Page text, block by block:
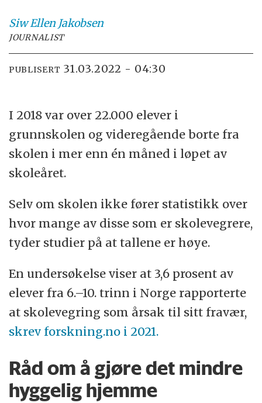
Siw Ellen Jakobsen
JOURNALIST
PUBLISERT 31.03.2022 - 04:30
I 2018 var over 22.000 elever i
grunnskolen og videregående borte fra
skolen i mer enn én måned i løpet av
skoleåret.
Selv om skolen ikke fører statistikk over
hvor mange av disse som er skolevegrere,
tyder studier på at tallene er høye.
En undersøkelse viser at 3,6 prosent av
elever fra 6.–10. trinn i Norge rapporterte
at skolevegring som årsak til sitt fravær,
skrev forskning.no i 2021.
Råd om å gjøre det mindre
hyggelig hjemme